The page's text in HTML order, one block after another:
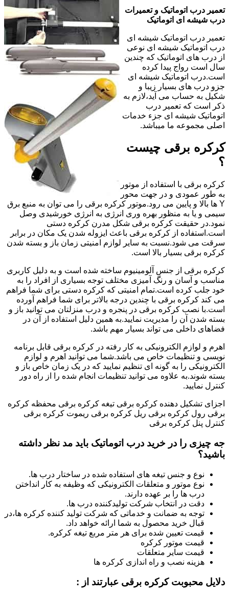
تعمیر درب اتوماتیک و تعمیرات
درب شیشه ای اتوماتیک
تعمیر درب اتوماتیک شیشه ای
درب اتوماتیک شیشه ای نوعی
از درب های اتوماتیک که چندین
سال است رواج پیدا کرده
است.درب اتوماتیک شیشه ای
جزو درب های بسیار زیبا و
شکیل به حساب می آید،لازم به
ذکر است که تعمیر درب
اتوماتیک شیشه ای جزء خدمات
اصلی مجموعه ما میباشد.
کرکره برقی چیست
؟
کرکره برقی با استفاده از موتور
به طور عمودی و در جهت محور
Y ها بالا و پایین می رود.موتور کرکره برقی را می توان به منبع برق
سیمی و یا به منظور بهره وری انرژی به انرژی خورشیدی وصل
نمود.در حقیقت کرکره برقی شکل مدرن کرکره دستی
است.استفاده از کرکره برقی باعث ایزوله شدن یک مکان در برابر
سرقت می شود.نسبت به سایر لوازم امنیتی زمان باز و بسته شدن
کرکره برقی بسیار بالا است.
کرکره برقی از جنس آلومینیوم ساخته شده است و به دلیل کاربری
مناسب و آسان و رنگ آمیزی مختلف توجه بسیاری از افراد را به
خود جلب کرده است.تمام امنیتی که کرکره دستی برای شما فراهم
می کند کرکره برقی با چندین درجه بالاتر برای شما فراهم آورده
است.با نصب کرکره برقی در پنجره و درب منزلتان می توانید باز و
بسته شدن آن را مدیریت نمایید.به همین دلیل استفاده از آن در
فضاهای داخلی می تواند بسیار مهم باشد.
اهرم و لوازم الکترونیکی به کار رفته در کرکره برقی قابل برنامه
نویسی و تنظیمات خاص می باشد.شما می توانید اهرم و لوازم
الکترونیکی را به گونه ای تنظیم نمایید که در یک زمان خاص باز و
بسته شوند.به علاوه می توانید تنظیمات انجام شده را از راه دور
کنترل نمایید.
اجزای تشکیل دهنده کرکره برقی تیغه کرکره برقی محفظه کرکره
برقی رول کرکره برقی ریل کرکره برقی ریموت کرکره برقی
کنترل پنل کرکره برقی
جه چیزی را در خرید درب اتوماتیک باید مد نظر داشته
باشید؟
نوع و جنس تیغه های استفاده شده در ساختار درب ها.
نوع موتور و متعلقات الکترونیکی که وظیفه به کار انداختن
درب ها را بر عهده دارند.
دقت در انتخاب شرکت تولیدکننده درب ها.
توجه به ضمانت و خدماتی که شرکت تولید کننده کرکره ها،در
قبال خرید محصول به شما ارائه خواهد داد.
قیمت تعیین شده برای هر متر مربع تیغه کرکره.
قیمت موتور کرکره
قیمت سایر متعلقات
هزینه نصب و راه اندازی کرکره ها
دلایل محبوبت کرکره برقی عبارتند از :